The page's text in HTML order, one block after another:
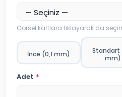
Görsel kartlara tıklayarak da
İnce (0,1 mm)
Standart
mm)
Adet *